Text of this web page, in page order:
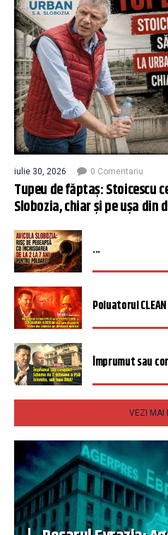
iulie 30, 2026 0 Comentariu
Tupeu de făptaș: Stoicescu
Slobozia, chiar și pe ușa din
...
Poluatorul
Împrumut sau
VEZI MAI